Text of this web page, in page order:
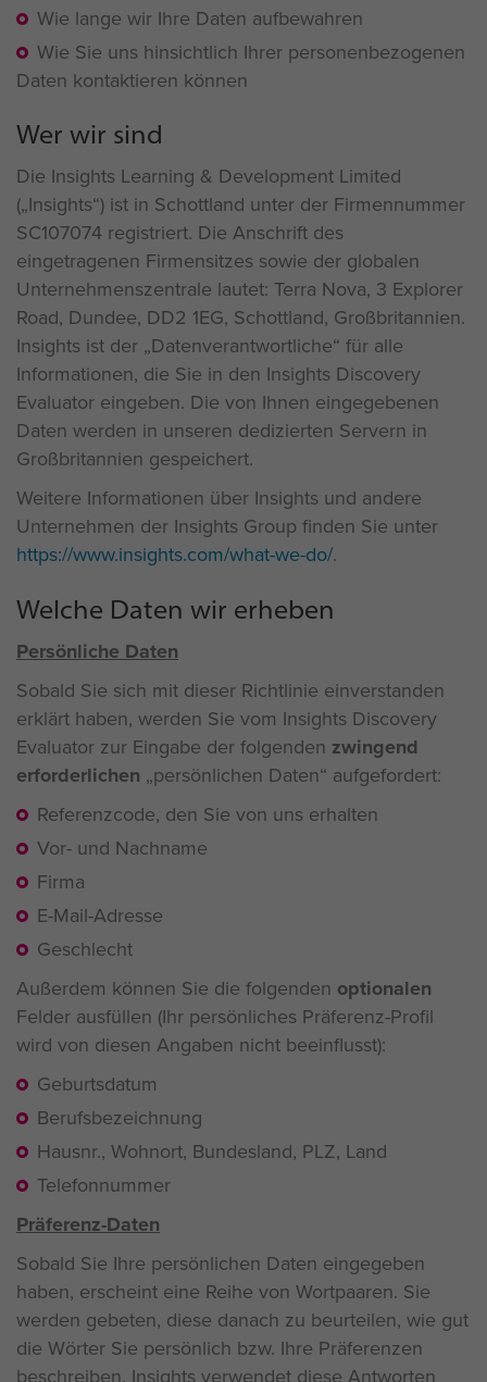
Wie lange wir Ihre Daten aufbewahren
Wie Sie uns hinsichtlich Ihrer personenbezogenen
Daten kontaktieren können
Wer wir sind
Die Insights Learning & Development Limited
(„Insights“) ist in Schottland unter der Firmennummer
SC107074 registriert. Die Anschrift des
eingetragenen Firmensitzes sowie der globalen
Unternehmenszentrale lautet: Terra Nova, 3 Explorer
Road, Dundee, DD2 1EG, Schottland, Großbritannien.
Insights ist der „Datenverantwortliche“ für alle
Informationen, die Sie in den Insights Discovery
Evaluator eingeben. Die von Ihnen eingegebenen
Daten werden in unseren dedizierten Servern in
Großbritannien gespeichert.
Weitere Informationen über Insights und andere
Unternehmen der Insights Group finden Sie unter
https://www.insights.com/what-we-do/.
Welche Daten wir erheben
Persönliche Daten
Sobald Sie sich mit dieser Richtlinie einverstanden
erklärt haben, werden Sie vom Insights Discovery
Evaluator zur Eingabe der folgenden zwingend
erforderlichen persönlichen Daten“ aufgefordert:
Referenzcode, den Sie von uns erhalten
Vor- und Nachname
Firma
E-Mail-Adresse
Geschlecht
Außerdem können Sie die folgenden optionalen
Felder ausfüllen (Ihr persönliches Präferenz-Profil
wird von diesen Angaben nicht beeinflusst):
Geburtsdatum
Berufsbezeichnung
Hausnr., Wohnort, Bundesland, PLZ, Land
Telefonnummer
Präferenz-Daten
Sobald Sie Ihre persönlichen Daten eingegeben
haben, erscheint eine Reihe von Wortpaaren. Sie
werden gebeten, diese danach zu beurteilen, wie gut
die Wörter Sie persönlich bzw. Ihre Präferenzen